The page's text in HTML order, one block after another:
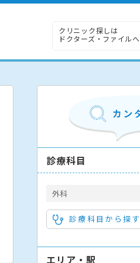
クリニック探しは
ドクターズ・ファイルへ
診療科目
外科
診療科目から探す
エリア・駅